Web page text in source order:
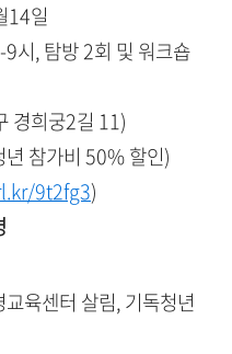
14일
시, 탐방 2회 및 워크숍
경희궁2길 11)
참가비 50% 할인)
9t2fg3)
육센터 살림, 기독청년